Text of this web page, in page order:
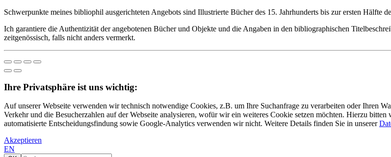
Schwerpunkte meines bibliophil ausgerichteten Angebots sind Illustrierte Bücher des 15. Jahrhunderts bis zur ersten Hälfte
Ich garantiere die Authentizität der angebotenen Bücher und Objekte und die Angaben in den bibliographischen
zeitgenössisch, falls nicht anders vermerkt.
Ihre Privatsphäre ist uns wichtig:
Auf unserer Webseite verwenden wir technisch notwendige Cookies, z.B. um Ihre Suchanfrage zu verarbeiten oder Ihren
Verkehr und die Besucherzahlen auf der Webseite analysieren, wofür wir ein weiteres Cookie setzen möchten. Hierzu
automatisierte Entscheidungsfindung sowie Google-Analytics verwenden wir nicht. Weitere Details finden Sie in unserer
Akzeptieren
EN